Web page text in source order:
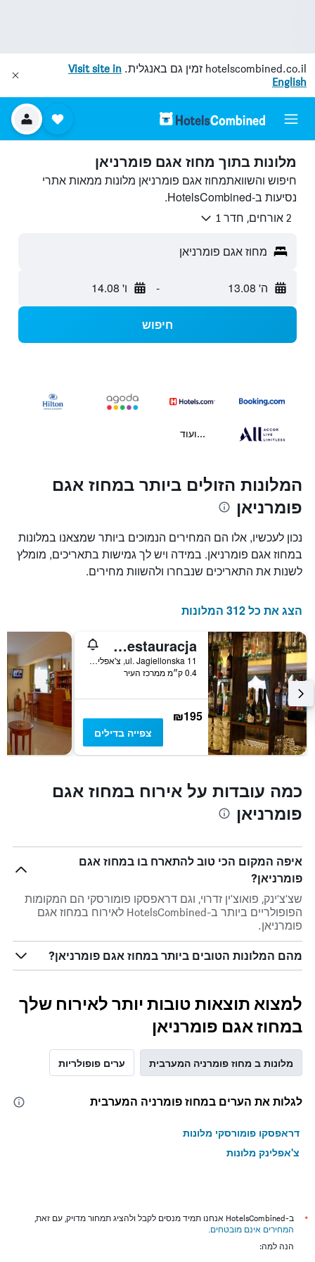
hotelscombined.co.il זמין גם באנגלית. Visit site in
English
מלונות בתוך מחוז אגם פומרניאן
חיפוש והשוואתמחוז אגם פומרניאן מלונות ממאות אתרי
נסיעות ב-HotelsCombined.
2 אורחים, חדר 1
מחוז אגם פומרניאן
ה' 13.08 - ו' 14.08
חיפוש
...ועוד
המלונות הזולים ביותר במחוז אגם
פומרניאן
נכון לעכשיו, אלו הם המחירים הנמוכים ביותר שמצאנו במלונות
במחוז אגם פומרניאן. במידה ויש לך גמישות בתאריכים, מומלץ
לשנות את התאריכים שנבחרו ולהשוות מחירים.
הצג את כל 312 המלונות
Pomorska Zajazd Restauracja
ul. Jagiellonska 11, צ'אפלינק, מחוז פומרניה המערבית, פולין
0.4 ק״מ ממרכז העיר
₪195
צפייה בדילים
כמה עובדות על אירוח במחוז אגם
פומרניאן
איפה המקום הכי טוב להתארח בו במחוז אגם
פומרניאן?
שצ'צ'ינק, פואוצ'ין זדרוי, וגם דראפסקו פומורסקי הם המקומות
הפופולריים ביותר ב-HotelsCombined לאירוח במחוז אגם
פומרניאן.
מהם המלונות הטובים ביותר במחוז אגם פומרניאן?
למצוא תוצאות טובות יותר לאירוח שלך
במחוז אגם פומרניאן
מלונות ב מחוז פומרניה המערבית ערים פופולריות
לגלות את הערים במחוז פומרניה המערבית
דראפסקו פומורסקי מלונות
צ'אפלינק מלונות
*
ב-HotelsCombined אנחנו תמיד מנסים לקבל ולהציג תמחור מדויק, עם זאת,
המחירים אינם מובטחים.
הנה למה: